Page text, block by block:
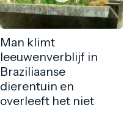
Man klimt
leeuwenverblijf in
Braziliaanse
dierentuin en
overleeft het niet